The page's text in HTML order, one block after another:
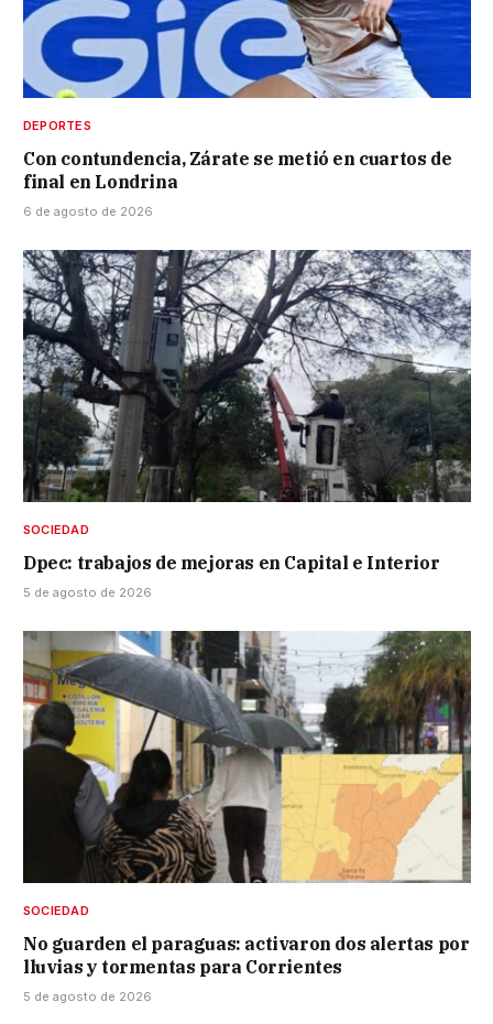
DEPORTES
Con contundencia, Zárate se metió en cuartos de
final en Londrina
6 de agosto de 2026
SOCIEDAD
Dpec: trabajos de mejoras en Capital e Interior
5 de agosto de 2026
SOCIEDAD
No guarden el paraguas: activaron dos alertas por
lluvias y tormentas para Corrientes
5 de agosto de 2026